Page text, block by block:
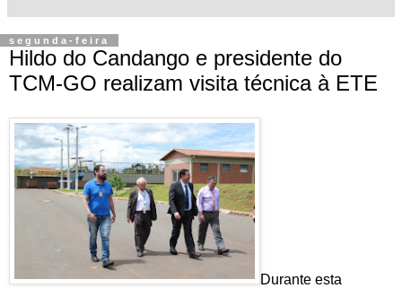
segunda-feira
Hildo do Candango e presidente do
TCM-GO realizam visita técnica à ETE
Durante esta